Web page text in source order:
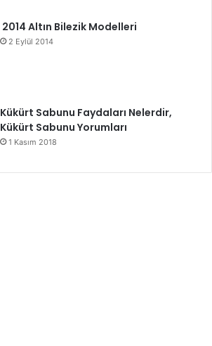
2014 Altın Bilezik Modelleri
2 Eylül 2014
Kükürt Sabunu Faydaları Nelerdir,
Kükürt Sabunu Yorumları
1 Kasım 2018